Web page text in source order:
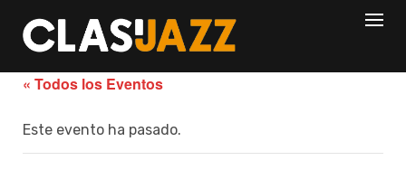
content
« Todos los Eventos
Este evento ha pasado.